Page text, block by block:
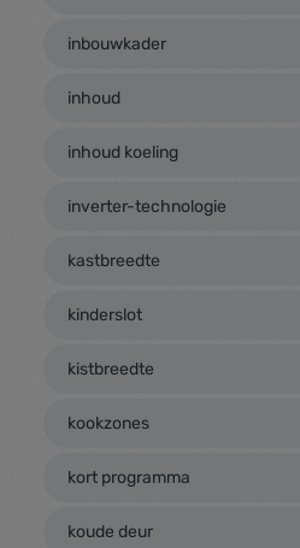
inbouwkader
inhoud
inhoud koeling
inverter-technologie
kastbreedte
kinderslot
kistbreedte
kookzones
kort programma
koude deur